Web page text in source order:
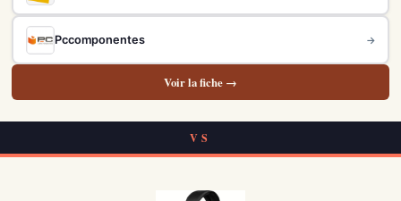
Pccomponentes →
Voir la fiche →
VS